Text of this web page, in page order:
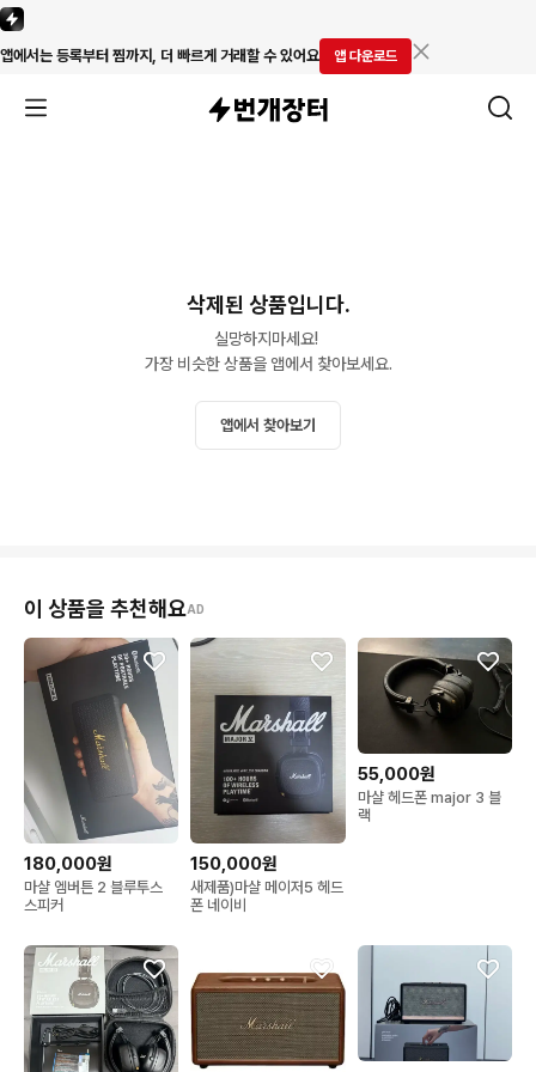
앱에서는 등록부터 찜까지, 더 빠르게 거래할 수 있어요 앱 다운로드
삭제된 상품입니다.
실망하지마세요!
가장 비슷한 상품을 앱에서 찾아보세요.
앱에서 찾아보기
이 상품을 추천해요AD
180,000원
마샬 엠버튼 2 블루투스
스피커
150,000원
새제품)마샬 메이저5 헤드
폰 네이비
55,000원
마샬 헤드폰 major 3 블
랙